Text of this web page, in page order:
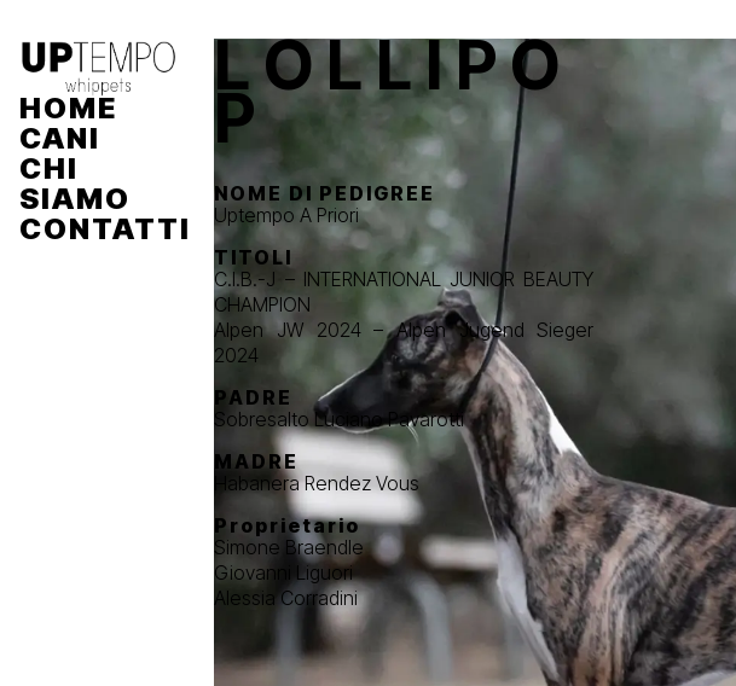
HOME
CANI
CHI
SIAMO
CONTATTI
L O L L I P O
P
NOME DI PEDIGREE
Uptempo A Priori
TITOLI
C.I.B.-J – INTERNATIONAL JUNIOR BEAUTY
CHAMPION
Alpen JW 2024 – Alpen Jugend Sieger
2024
PADRE
Sobresalto Luciano Pavarotti
MADRE
Habanera Rendez Vous
Proprietario
Simone Braendle
Giovanni Liguori
Alessia Corradini